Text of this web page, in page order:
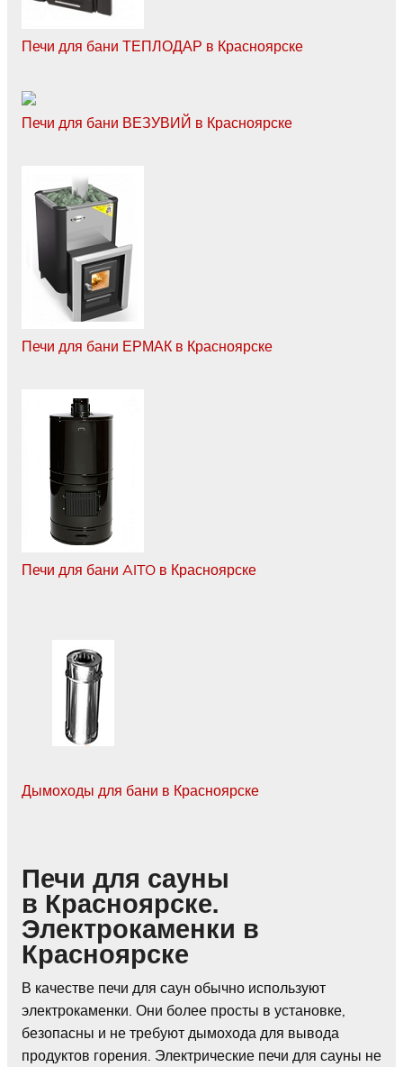
Печи для бани ТЕПЛОДАР в Красноярске
Печи для бани ВЕЗУВИЙ в Красноярске
Печи для бани ЕРМАК в Красноярске
Печи для бани AITO в Красноярске
Дымоходы для бани в Красноярске
Печи для сауны
в Красноярске.
Электрокаменки в
Красноярске
В качестве печи для саун обычно используют
электрокаменки. Они более просты в установке,
безопасны и не требуют дымохода для вывода
продуктов горения. Электрические печи для сауны не